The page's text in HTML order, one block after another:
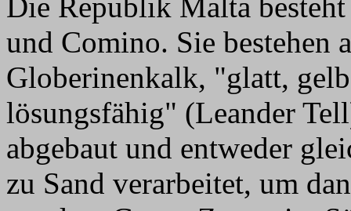
und Comino. Sie bestehen
Globerinenkalk, "glatt,
lösungsfähig" (Leander
abgebaut und entweder
zu Sand verarbeitet, um